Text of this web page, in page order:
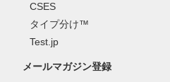
CSES
タイプ分け™
Test.jp
メールマガジン登録